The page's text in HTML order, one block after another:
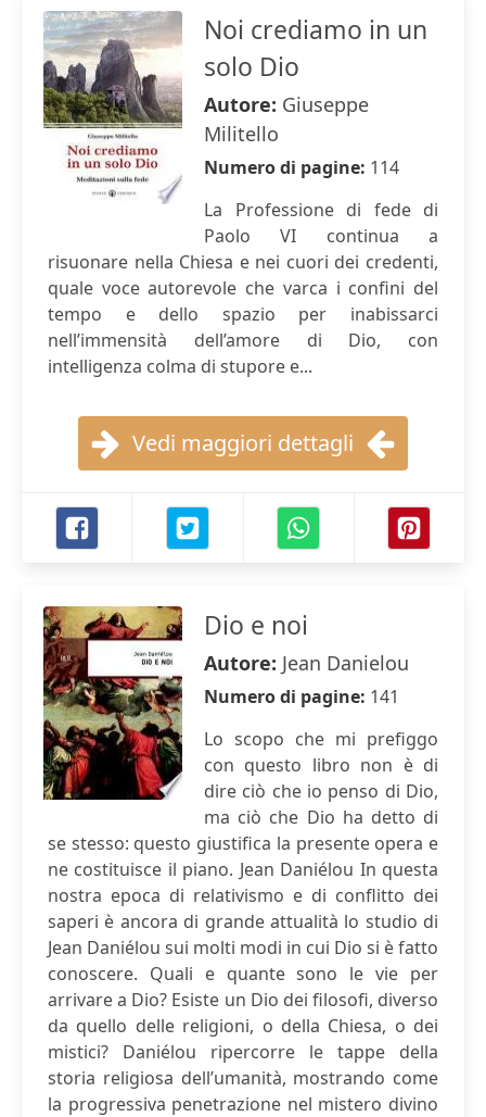
Noi crediamo in un
solo Dio
Autore: Giuseppe
Militello
Numero di pagine: 114
La Professione di fede di
Paolo VI continua a
risuonare nella Chiesa e nei cuori dei credenti,
quale voce autorevole che varca i confini del
tempo e dello spazio per inabissarci
nell’immensità dell’amore di Dio, con
intelligenza colma di stupore e...
Vedi maggiori dettagli
Dio e noi
Autore: Jean Danielou
Numero di pagine: 141
Lo scopo che mi prefiggo
con questo libro non è di
dire ciò che io penso di Dio,
ma ciò che Dio ha detto di
se stesso: questo giustifica la presente opera e
ne costituisce il piano. Jean Daniélou In questa
nostra epoca di relativismo e di conflitto dei
saperi è ancora di grande attualità lo studio di
Jean Daniélou sui molti modi in cui Dio si è fatto
conoscere. Quali e quante sono le vie per
arrivare a Dio? Esiste un Dio dei filosofi, diverso
da quello delle religioni, o della Chiesa, o dei
mistici? Daniélou ripercorre le tappe della
storia religiosa dell’umanità, mostrando come
la progressiva penetrazione nel mistero divino